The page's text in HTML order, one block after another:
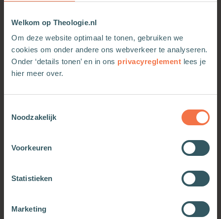
Welkom op Theologie.nl
Om deze website optimaal te tonen, gebruiken we
cookies om onder andere ons webverkeer te analyseren.
Onder ‘details tonen’ en in ons privacyreglement lees je
hier meer over.
Noodzakelijk
Voorkeuren
Statistieken
Marketing